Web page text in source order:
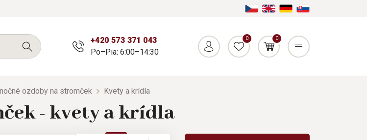
+420 573 371 043
Po–Pia: 6:00–14:30
0 0
ozdoby na stromček Kvety a krídla
- kvety a krídla